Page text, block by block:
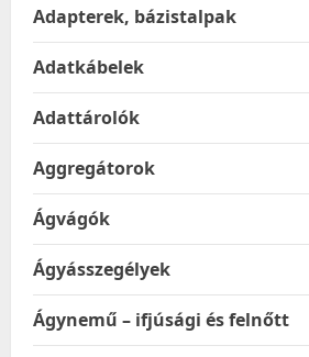
Adapterek, bázistalpak
Adatkábelek
Adattárolók
Aggregátorok
Ágvágók
Ágyásszegélyek
Ágynemű – ifjúsági és felnőtt